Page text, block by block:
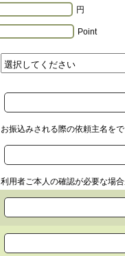
円
Point
お振込みされる際の依頼主名を
利用者ご本人の確認が必要な場